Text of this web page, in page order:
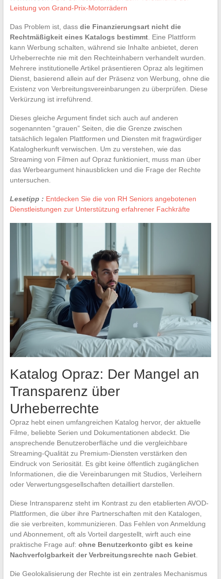
Leistung von Grand-Prix-Motorrädern
Das Problem ist, dass die Finanzierungsart nicht die
Rechtmäßigkeit eines Katalogs bestimmt. Eine Plattform
kann Werbung schalten, während sie Inhalte anbietet, deren
Urheberrechte nie mit den Rechteinhabern verhandelt wurden.
Mehrere institutionelle Artikel präsentieren Opraz als legitimen
Dienst, basierend allein auf der Präsenz von Werbung, ohne die
Existenz von Verbreitungsvereinbarungen zu überprüfen. Diese
Verkürzung ist irreführend.
Dieses gleiche Argument findet sich auch auf anderen
sogenannten “grauen” Seiten, die die Grenze zwischen
tatsächlich legalen Plattformen und Diensten mit fragwürdiger
Katalogherkunft verwischen. Um zu verstehen, wie das
Streaming von Filmen auf Opraz funktioniert, muss man über
das Werbeargument hinausblicken und die Frage der Rechte
untersuchen.
Lesetipp : Entdecken Sie die von RH Seniors angebotenen
Dienstleistungen zur Unterstützung erfahrener Fachkräfte
Katalog Opraz: Der Mangel an
Transparenz über
Urheberrechte
Opraz hebt einen umfangreichen Katalog hervor, der aktuelle
Filme, beliebte Serien und Dokumentationen abdeckt. Die
ansprechende Benutzeroberfläche und die vergleichbare
Streaming-Qualität zu Premium-Diensten verstärken den
Eindruck von Seriosität. Es gibt keine öffentlich zugänglichen
Informationen, die die Vereinbarungen mit Studios, Verleihern
oder Verwertungsgesellschaften detailliert darstellen.
Diese Intransparenz steht im Kontrast zu den etablierten AVOD-
Plattformen, die über ihre Partnerschaften mit den Katalogen,
die sie verbreiten, kommunizieren. Das Fehlen von Anmeldung
und Abonnement, oft als Vorteil dargestellt, wirft auch eine
praktische Frage auf: ohne Benutzerkonto gibt es keine
Nachverfolgbarkeit der Verbreitungsrechte nach Gebiet.
Die Geolokalisierung der Rechte ist ein zentrales Mechanismus